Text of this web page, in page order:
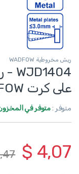
ريش مخروطية WADFOW
على كرت WADFOW
متوفر :متوفر في
$ 4,07